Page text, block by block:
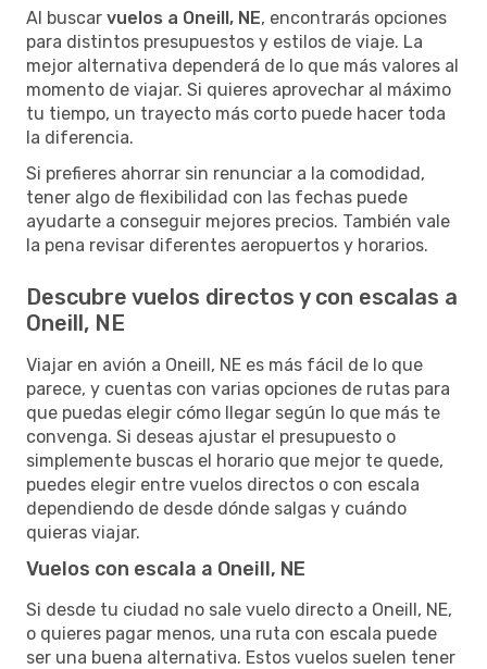
Al buscar vuelos a Oneill, NE, encontrarás opciones
para distintos presupuestos y estilos de viaje. La
mejor alternativa dependerá de lo que más valores al
momento de viajar. Si quieres aprovechar al máximo
tu tiempo, un trayecto más corto puede hacer toda
la diferencia.
Si prefieres ahorrar sin renunciar a la comodidad,
tener algo de flexibilidad con las fechas puede
ayudarte a conseguir mejores precios. También vale
la pena revisar diferentes aeropuertos y horarios.
Descubre vuelos directos y con escalas a
Oneill, NE
Viajar en avión a Oneill, NE es más fácil de lo que
parece, y cuentas con varias opciones de rutas para
que puedas elegir cómo llegar según lo que más te
convenga. Si deseas ajustar el presupuesto o
simplemente buscas el horario que mejor te quede,
puedes elegir entre vuelos directos o con escala
dependiendo de desde dónde salgas y cuándo
quieras viajar.
Vuelos con escala a Oneill, NE
Si desde tu ciudad no sale vuelo directo a Oneill, NE,
o quieres pagar menos, una ruta con escala puede
ser una buena alternativa. Estos vuelos suelen tener